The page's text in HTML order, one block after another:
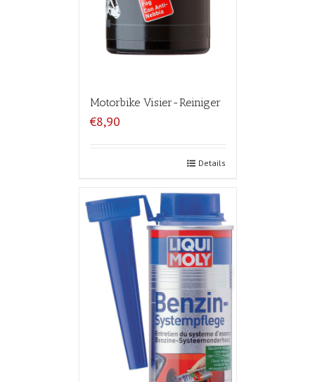
Motorbike Visier-Reiniger
€8,90
Details